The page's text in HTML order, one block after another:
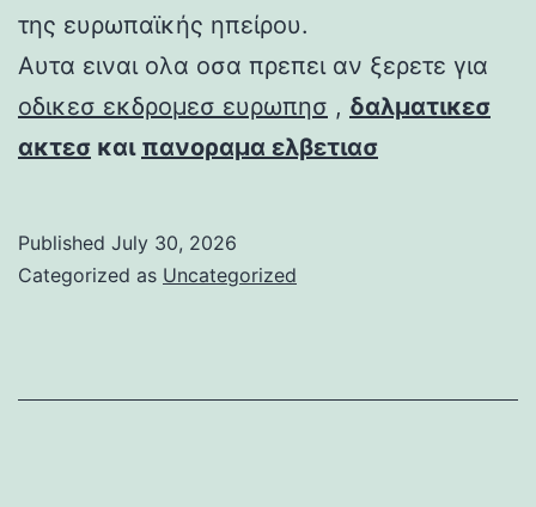
της ευρωπαϊκής ηπείρου.
Αυτα ειναι ολα οσα πρεπει αν ξερετε για
οδικεσ εκδρομεσ ευρωπησ , δαλματικεσ
ακτεσ και πανοραμα ελβετιασ
Published July 30, 2026
Categorized as Uncategorized